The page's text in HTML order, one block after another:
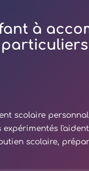
à
scolaire
scolaire,